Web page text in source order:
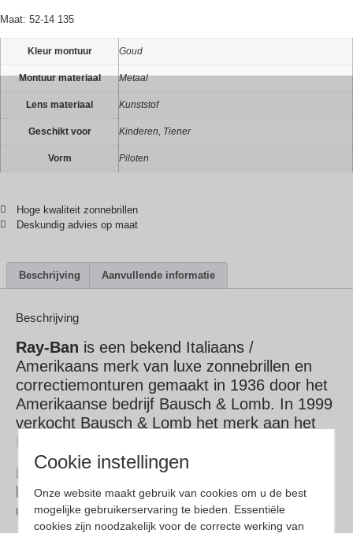
Maat: 52-14 135
Kleur montuur Goud
Montuur materiaal Metaal
Lens materiaal Kunststof
Geschikt voor Kinderen, Tiener
Vorm Piloten
Hoge kwaliteit zonnebrillen
Deskundig advies op maat
Beschrijving Aanvullende informatie
Beschrijving
Ray-Ban is een bekend Italiaans /
Amerikaans merk van luxe zonnebrillen en
correctiemonturen gemaakt in 1936 door het
Amerikaanse bedrijf Bausch & Lomb. In 1999
verkocht Bausch & Lomb het merk aan het
Italiaanse brillenconcern Luxottica groep.
Ray-ban betekent letterlijk het uitbannen van
lichtstralen. ”Ray” van straal en ”Ban” van
uitbannen.
Cookie instellingen
Onze website maakt gebruik van cookies om u de best
mogelijke gebruikerservaring te bieden. Essentiële
cookies zijn noodzakelijk voor de correcte werking van